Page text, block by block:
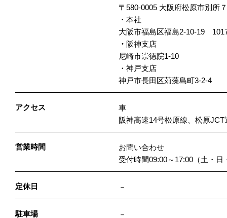
〒580-0005 大阪府松原市別所
・本社
大阪市福島区福島2-10-19
・ 阪神支店
尼崎市崇徳院1-10
・神戸支店
神戸市長田区苅藻島町3-2-4
アクセス
車
阪神高速14号松原線、松原JCT
営業時間
お問い合わせ
受付時間09:00～17:00（土・日
定休日 －
駐車場 －